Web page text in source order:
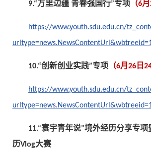
9.“万里边疆 青春强国行”专项 （6
https://www.youth.sdu.edu.cn/
10.“创新创业实践”专项 （6月26日
https://www.youth.sdu.edu.cn/
11.“寰宇青年说”境外经历分享专
历Vlog大赛